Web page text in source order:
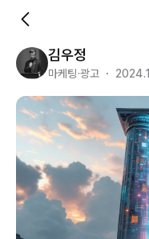
김우정
마케팅·광고 ・